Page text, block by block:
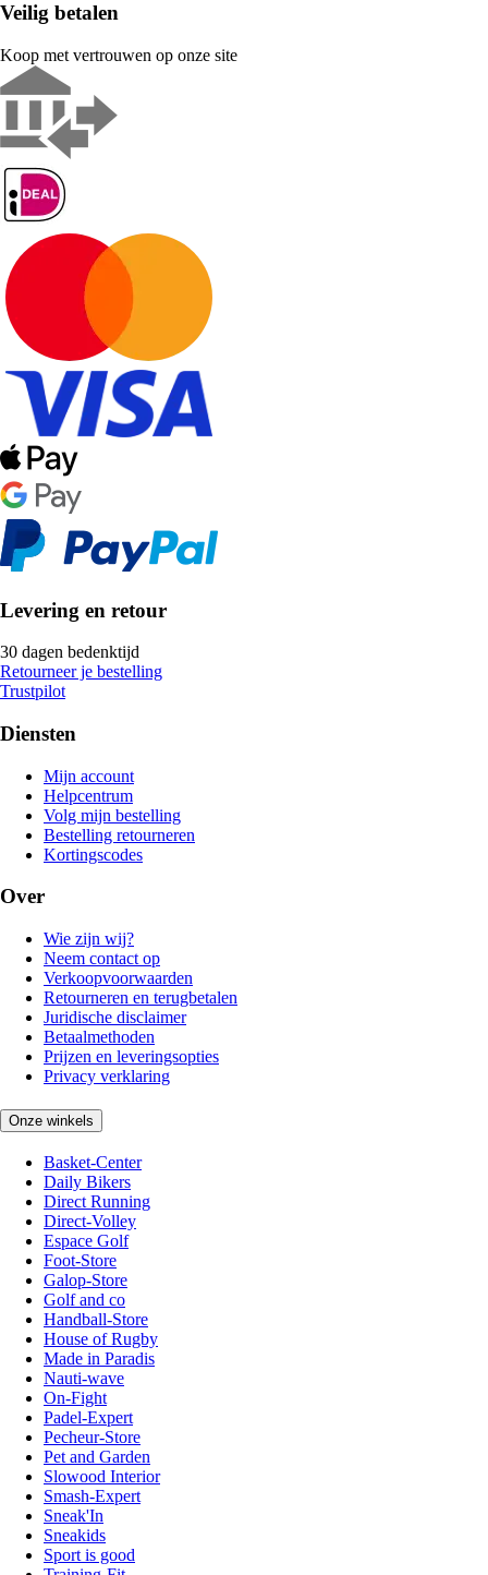
Veilig betalen
Koop met vertrouwen op onze site
Levering en retour
30 dagen bedenktijd
Retourneer je bestelling
Trustpilot
Diensten
Mijn account
Helpcentrum
Volg mijn bestelling
Bestelling retourneren
Kortingscodes
Over
Wie zijn wij?
Neem contact op
Verkoopvoorwaarden
Retourneren en terugbetalen
Juridische disclaimer
Betaalmethoden
Prijzen en leveringsopties
Privacy verklaring
Onze winkels
Basket-Center
Daily Bikers
Direct Running
Direct-Volley
Espace Golf
Foot-Store
Galop-Store
Golf and co
Handball-Store
House of Rugby
Made in Paradis
Nauti-wave
On-Fight
Padel-Expert
Pecheur-Store
Pet and Garden
Slowood Interior
Smash-Expert
Sneak'In
Sneakids
Sport is good